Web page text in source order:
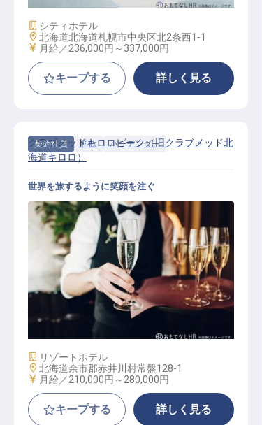
施設業態
シティホテル
勤務地
北海道北海道札幌市中央区北2条西1-1
給与
月給／236,000円～ 337,000円
キープする 詳しく見る
契約社員 料飲 バーテンダー
バーテンダー
クラブメッドキロロピーク（旧クラブメッド北
海道キロロ）
世界を旅するように笑顔を注ぐ
施設業態
リゾートホテル
勤務地
北海道余市郡赤井川村常盤128-1
給与
月給／210,000円～ 280,000円
キープする 詳しく見る